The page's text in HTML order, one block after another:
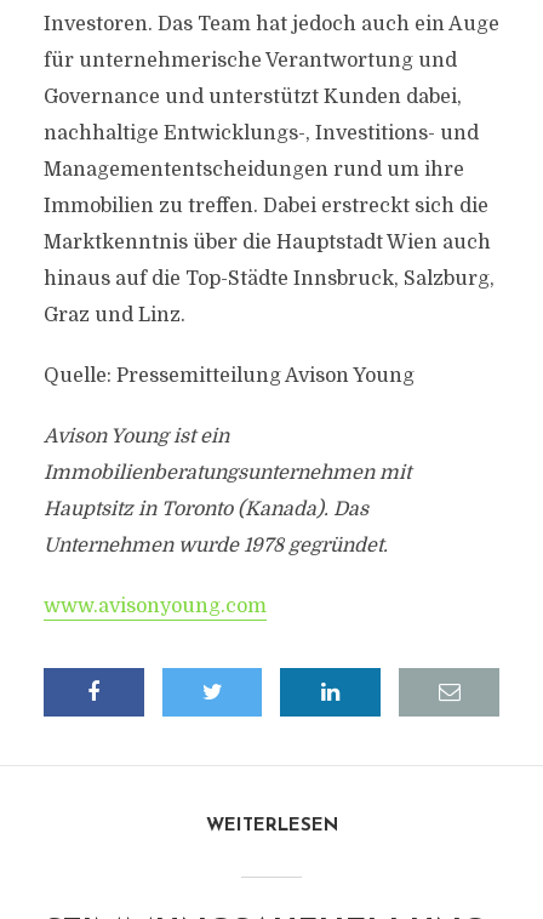
Investoren. Das Team hat jedoch auch ein Auge
für unternehmerische Verantwortung und
Governance und unterstützt Kunden dabei,
nachhaltige Entwicklungs-, Investitions- und
Managemententscheidungen rund um ihre
Immobilien zu treffen. Dabei erstreckt sich die
Marktkenntnis über die Hauptstadt Wien auch
hinaus auf die Top-Städte Innsbruck, Salzburg,
Graz und Linz.
Quelle: Pressemitteilung Avison Young
Avison Young ist ein
Immobilienberatungsunternehmen mit
Hauptsitz in Toronto (Kanada). Das
Unternehmen wurde 1978 gegründet.
www.avisonyoung.com
WEITERLESEN